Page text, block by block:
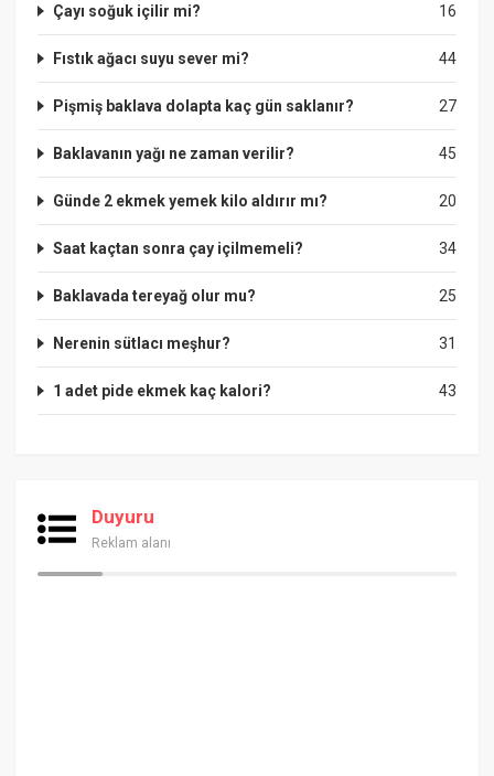
16
Çayı soğuk içilir mi?
44
Fıstık ağacı suyu sever mi?
27
Pişmiş baklava dolapta kaç gün saklanır?
45
Baklavanın yağı ne zaman verilir?
20
Günde 2 ekmek yemek kilo aldırır mı?
34
Saat kaçtan sonra çay içilmemeli?
25
Baklavada tereyağ olur mu?
31
Nerenin sütlacı meşhur?
43
1 adet pide ekmek kaç kalori?
Duyuru
Reklam alanı